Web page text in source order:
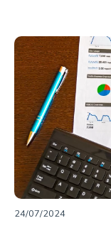
24/07/2024